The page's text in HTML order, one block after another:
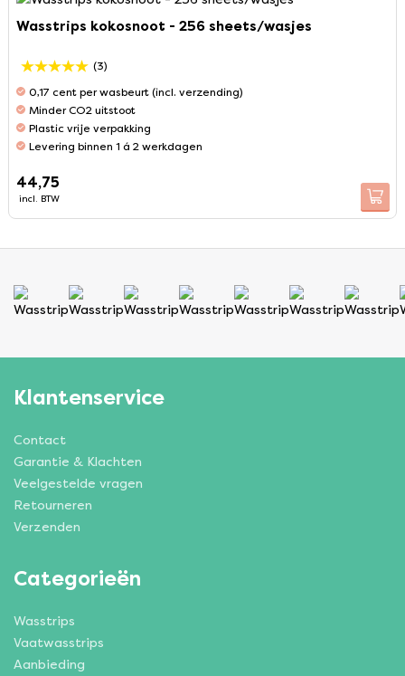
Wasstrips kokosnoot - 256 sheets/wasjes
(3)
0,17 cent per wasbeurt (incl. verzending)
Minder CO2 uitstoot
Plastic vrije verpakking
Levering binnen 1 á 2 werkdagen
44,75
incl. BTW
Klantenservice
Contact
Garantie & Klachten
Veelgestelde vragen
Retourneren
Verzenden
Categorieën
Wasstrips
Vaatwasstrips
Aanbieding